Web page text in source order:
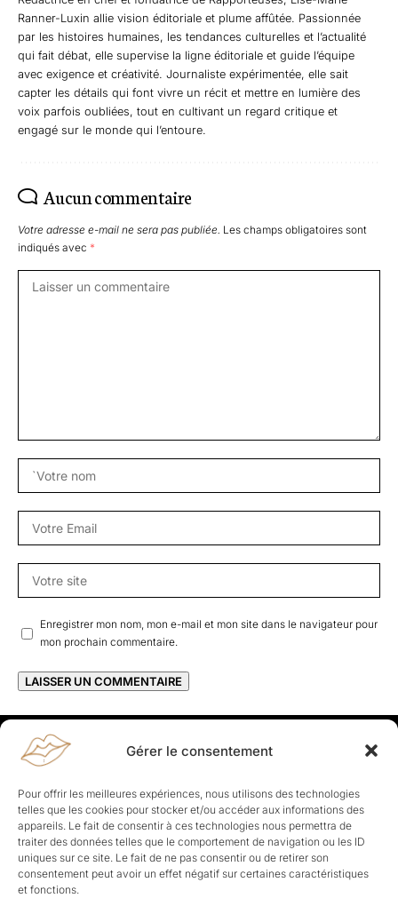
Gérer le consentement
Pour offrir les meilleures expériences, nous utilisons des technologies
telles que les cookies pour stocker et/ou accéder aux informations des
appareils. Le fait de consentir à ces technologies nous permettra de
traiter des données telles que le comportement de navigation ou les ID
uniques sur ce site. Le fait de ne pas consentir ou de retirer son
consentement peut avoir un effet négatif sur certaines caractéristiques
et fonctions.
Ranner-Luxin allie vision éditoriale et plume affûtée. Passionnée
par les histoires humaines, les tendances culturelles et l’actualité
qui fait débat, elle supervise la ligne éditoriale et guide l’équipe
avec exigence et créativité. Journaliste expérimentée, elle sait
capter les détails qui font vivre un récit et mettre en lumière des
voix parfois oubliées, tout en cultivant un regard critique et
engagé sur le monde qui l’entoure.
Aucun commentaire
Votre adresse e-mail ne sera pas publiée. Les champs obligatoires sont
indiqués avec *
Enregistrer mon nom, mon e-mail et mon site dans le navigateur pour
mon prochain commentaire.
Rapporteuses
À propos de Rapporteuses :Rapporteuses, c’est l’histoire de
Parisiennes, bien dans leurs baskets qui aiment rapporter ce qui leur
cause, leur apporte et leur rapporte !
Les Topics
Société Politique Business Culture
Sport
Lifestyle